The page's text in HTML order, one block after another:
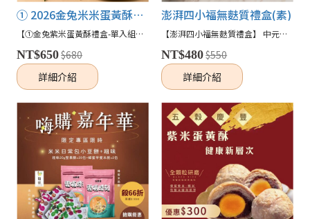
① 2026金兔米米蛋黃酥厚禮｜單入組｜(蛋奶素)
【①金兔紫米蛋黃酥禮盒-單入組✨】 「一口紫米蛋黃酥，雙層風味的中秋驚喜。」 嚴選糙紫米外皮、低甜紅豆餡與鹹香蛋黃，搭配多款米製零食，健康又有儀式感的綜合禮盒！🎁✨🐉
NT$650$680
詳細介紹
澎湃四小福無麩質禮盒(素)
【澎湃四小福無麩質禮盒】 中元普渡|拜的體面，吃得不浪費 小豆餅 × 粗味花生米果聯名禮盒， 用香濃花生與酥脆米香，陪你傳遞最真摯的感謝📦
NT$480$550
詳細介紹